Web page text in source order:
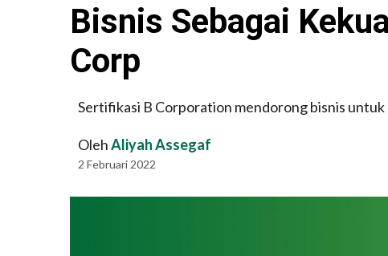
Bisnis Sebagai
Corp
Sertifikasi B Corporation mendorong bisnis
OlehAliyah Assegaf
2 Februari 2022